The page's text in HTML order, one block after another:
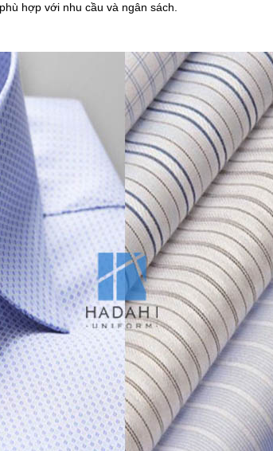
hợp với nhu cầu và ngân sách.